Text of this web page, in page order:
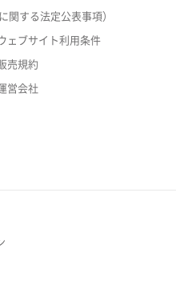
関する法定公表事項）
ェブサイト利用条件
売規約
営会社